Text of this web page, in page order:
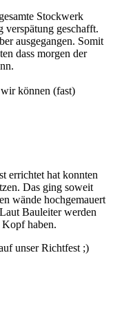
Stockwerk
verspätung geschafft.
ausgegangen. Somit
dass morgen der
können (fast)
errichtet hat konnten
Das ging soweit
wände hochgemauert
Bauleiter werden
haben.
unser Richtfest ;)